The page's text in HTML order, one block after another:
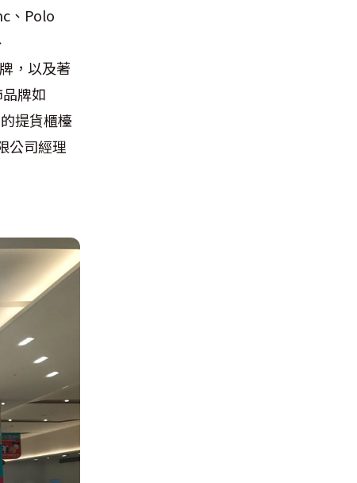
、Polo
，以及著
牌如
提貨櫃檯
公司經理